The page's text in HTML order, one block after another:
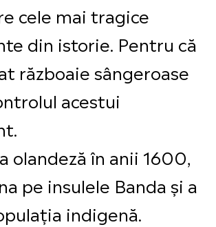
cele mai tragice
din istorie. Pentru că
războaie sângeroase
acestui
olandeză în anii 1600,
pe insulele Banda și a
indigenă.